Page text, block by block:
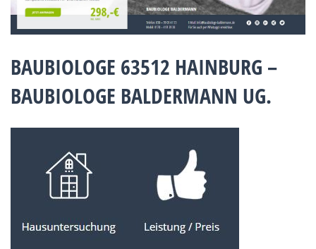
BAUBIOLOGE 63512 HAINBURG –
BAUBIOLOGE BALDERMANN UG.